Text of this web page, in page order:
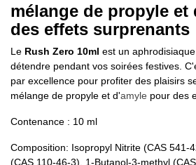
mélange de propyle et
des effets surprenants
Le Rush Zero 10ml est un
détendre pendant vos soirées festives.
par excellence pour profiter des plaisirs
mélange de propyle et d'amyle pour des
Contenance : 10 ml
Composition: Isopropyl Nitrite (CAS 541-
(CAS 110-46-3), 1-Butanol-3-methyl